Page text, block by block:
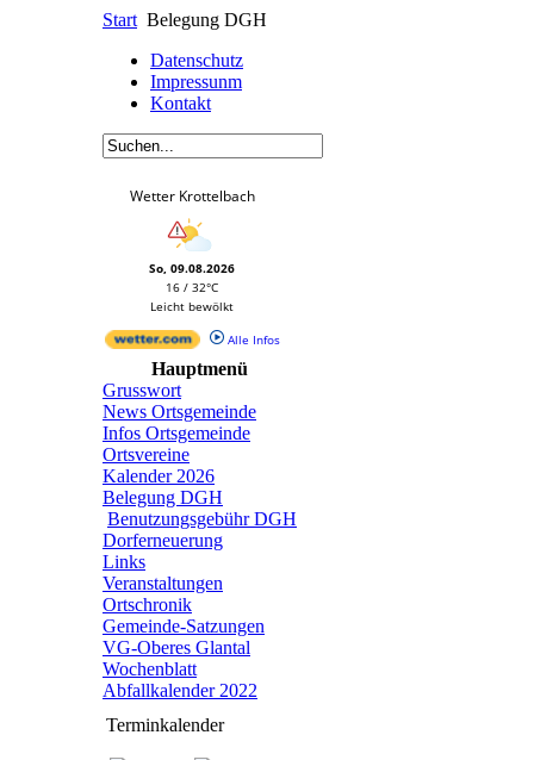
Start Belegung DGH
Datenschutz
Impressunm
Kontakt
Wetter Krottelbach
So, 09.08.2026
16 / 32°C
Leicht bewölkt
Alle Infos
Hauptmenü
Grusswort
News Ortsgemeinde
Infos Ortsgemeinde
Ortsvereine
Kalender 2026
Belegung DGH
Benutzungsgebühr DGH
Dorferneuerung
Links
Veranstaltungen
Ortschronik
Gemeinde-Satzungen
VG-Oberes Glantal
Wochenblatt
Abfallkalender 2022
Terminkalender